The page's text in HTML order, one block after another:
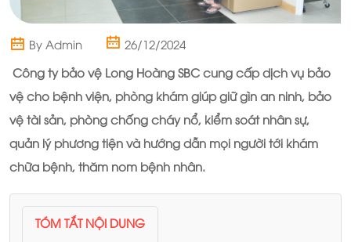
By Admin
26/12/2024
Công ty bảo vệ Long Hoàng SBC cung cấp dịch vụ bảo
vệ cho bệnh viện, phòng khám giúp giữ gìn an ninh, bảo
vệ tài sản, phòng chống cháy nổ, kiểm soát nhân sự,
quản lý phương tiện và hướng dẫn mọi người tới khám
chữa bệnh, thăm nom bệnh nhân.
TÓM TẮT NỘI DUNG